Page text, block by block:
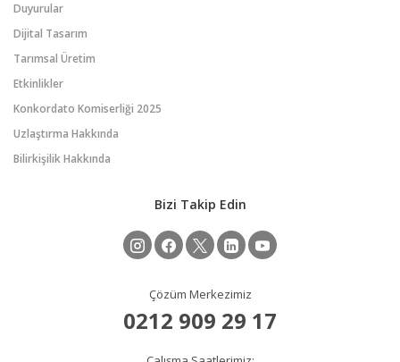
Duyurular
Dijital Tasarım
Tarımsal Üretim
Etkinlikler
Konkordato Komiserliği 2025
Uzlaştırma Hakkında
Bilirkişilik Hakkında
Bizi Takip Edin
Çözüm Merkezimiz
0212 909 29 17